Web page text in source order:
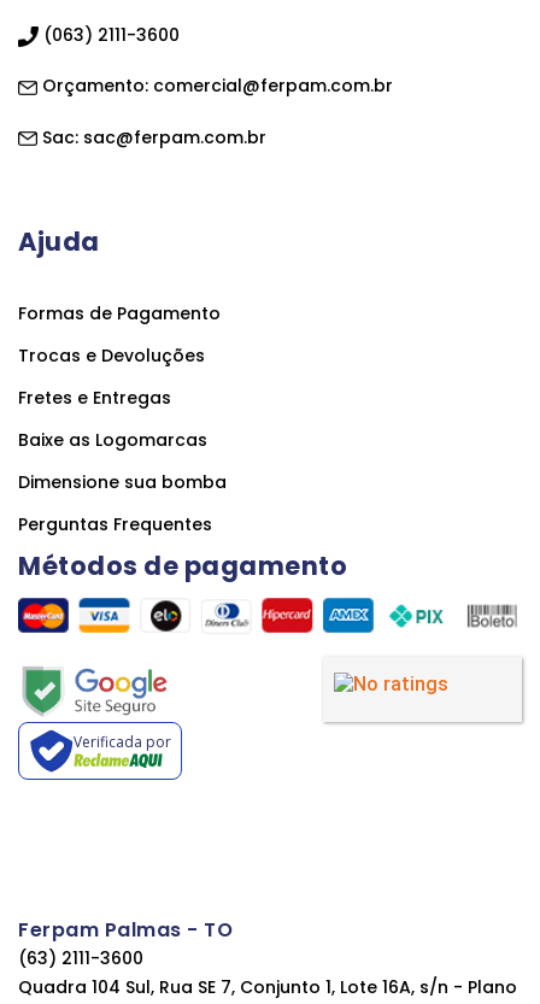
(063) 2111-3600
Orçamento: comercial@ferpam.com.br
Sac: sac@ferpam.com.br
Ajuda
Formas de Pagamento
Trocas e Devoluções
Fretes e Entregas
Baixe as Logomarcas
Dimensione sua bomba
Perguntas Frequentes
Métodos de pagamento
Verificada por
Ferpam Palmas - TO
(63) 2111-3600
Quadra 104 Sul, Rua SE 7, Conjunto 1, Lote 16A, s/n - Plano